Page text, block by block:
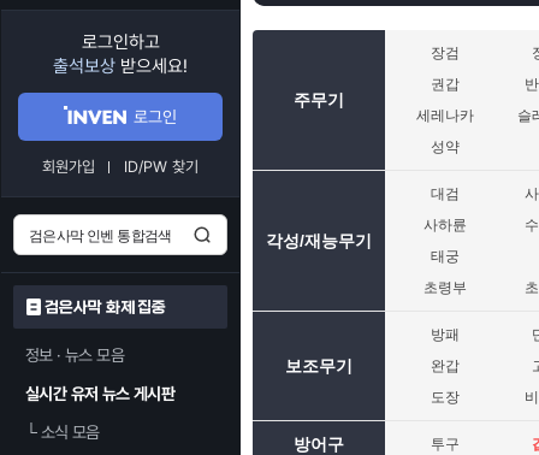
로그인하고
출석보상 받으세요!
로그인
회원가입 ID/PW 찾기
검은사막 화제 집중
정보 · 뉴스 모음
실시간 유저 뉴스 게시판
└소식 모음
주무기
장검
권갑
세레나카
슬
성약
각성/재능무기
대검
사하륜
태궁
초령부
보조무기
방패
완갑
도장
방어구 투구